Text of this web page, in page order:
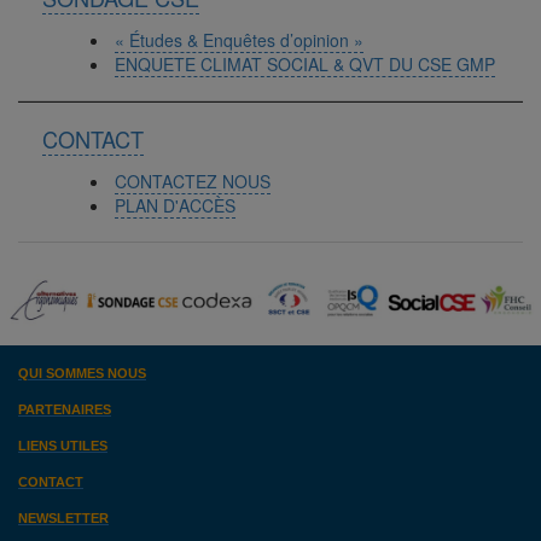
« Études & Enquêtes d’opinion »
ENQUETE CLIMAT SOCIAL & QVT DU CSE GMP
CONTACT
CONTACTEZ NOUS
PLAN D'ACCÈS
QUI SOMMES NOUS
PARTENAIRES
LIENS UTILES
CONTACT
NEWSLETTER